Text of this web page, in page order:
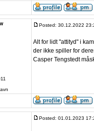
Posted: 30.12.2022
Alt for lidt "attityd" i
der ikke spiller for
Casper Tengstedt
Posted: 01.01.2023